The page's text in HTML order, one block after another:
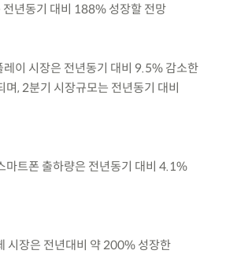
년동기 대비 188% 성장할 전망
이 시장은 전년동기 대비 9.5% 감소한
, 2분기 시장규모는 전년동기 대비
트폰 출하량은 전년동기 대비 4.1%
시장은 전년대비 약 200% 성장한